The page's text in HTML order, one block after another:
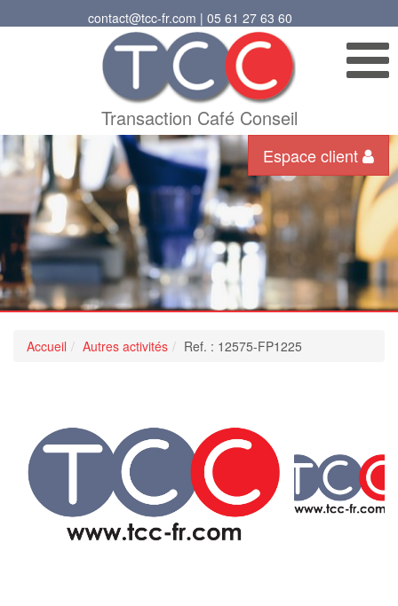
contact@tcc-fr.com | 05 61 27 63 60
Transaction Café Conseil
Espace client
Accueil Autres activités Ref. : 12575-FP1225